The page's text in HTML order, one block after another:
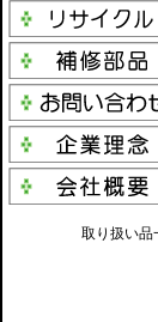
取り扱い品